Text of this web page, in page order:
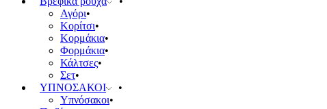
Αγόρι
Κορίτσι
Κορμάκια
Φορμάκια
Κάλτσες
Σετ
ΥΠΝΟΣΑΚΟΙ
Υπνόσακοι